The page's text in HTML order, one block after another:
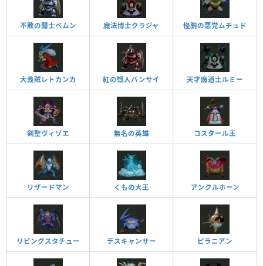
不敗の闘士ベムン 魔法博士クラジャ 怪腕の悪党ムチュド
大義賊レトカンカ 紅の戦人バンサイ 天才魔道士ルミー
剣聖ヴィゾエ 無名の英雄 コスタール王
リザードマン くもの大王 アンクルホーン
リビングスタチュー デスキャンサー ピラニアン